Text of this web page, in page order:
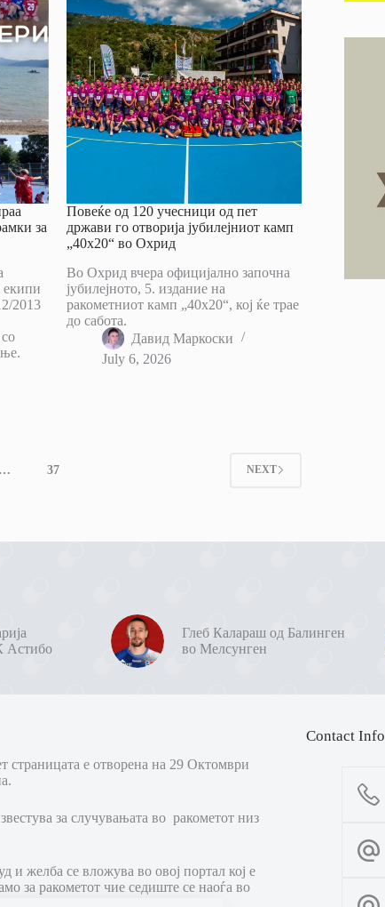
за
екипи
2013
Повеќе од 120 учесници од пет
држави го отворија јубилејниот камп
„40х20“ во Охрид
Во Охрид вчера официјално започна
јубилејното, 5. издание на
ракометниот камп „40х20“, кој ќе трае
до сабота.
Давид Маркоски
July 6, 2026
… 37 NEXT
Астибо
Глеб Калараш од Балинген
во Мелсунген
страницата е отворена на 29 Октомври
за случувањата во ракометот низ
и желба се вложува во овој портал кој е
за ракометот чие седиште се наоѓа во
Contact Info